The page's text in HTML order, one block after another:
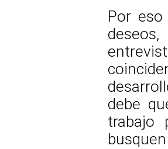
Por
debe
trabajo